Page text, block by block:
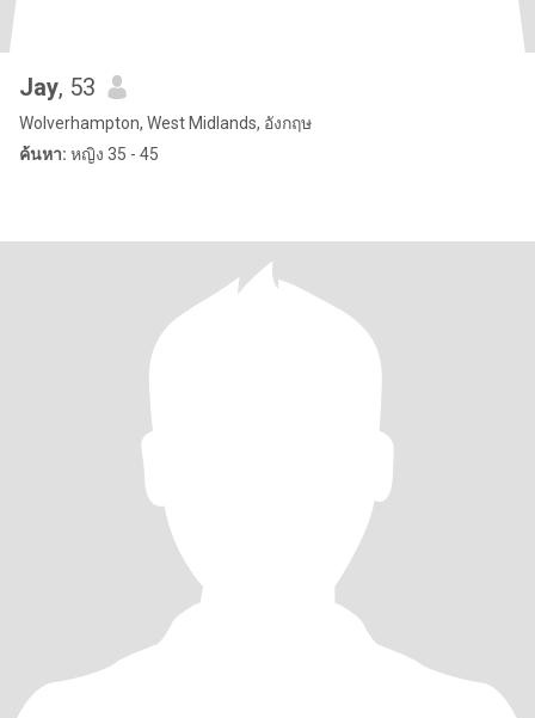
Jay, 53
Wolverhampton, West Midlands, อังกฤษ
ค้นหา: หญิง 35 - 45